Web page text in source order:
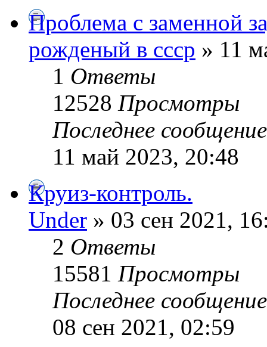
Проблема с заменной
рожденый в ссср » 11
1 Ответы
12528 Просмотры
Последнее
11 май 2023, 20:48
Круиз-контроль.
Under » 03 сен 2021,
2 Ответы
15581 Просмотры
Последнее
08 сен 2021, 02:59